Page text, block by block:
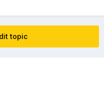
topic